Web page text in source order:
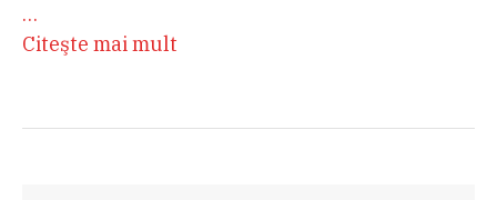
…
Citeşte mai mult